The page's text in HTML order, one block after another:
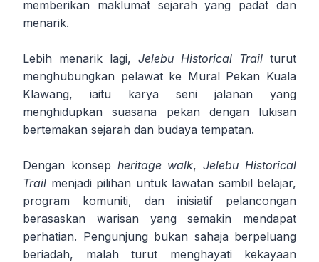
memberikan maklumat sejarah yang padat dan
menarik.
Lebih menarik lagi, Jelebu Historical Trail turut
menghubungkan pelawat ke Mural Pekan Kuala
Klawang, iaitu karya seni jalanan yang
menghidupkan suasana pekan dengan lukisan
bertemakan sejarah dan budaya tempatan.
Dengan konsep heritage walk,Jelebu Historical
Trail menjadi pilihan untuk lawatan sambil belajar,
program komuniti, dan inisiatif pelancongan
berasaskan warisan yang semakin mendapat
perhatian. Pengunjung bukan sahaja berpeluang
beriadah, malah turut menghayati kekayaan